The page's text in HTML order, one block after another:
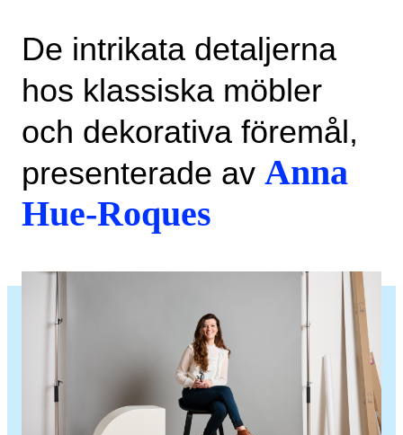
De intrikata detaljerna
hos klassiska möbler
och dekorativa föremål,
presenterade av Anna
Hue-Roques